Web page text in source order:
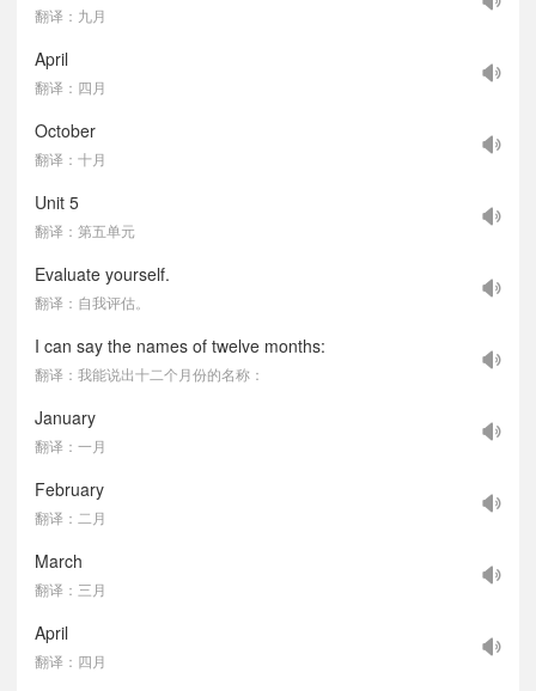
翻译：九月
April
翻译：四月
October
翻译：十月
Unit 5
翻译：第五单元
Evaluate yourself.
翻译：自我评估。
I can say the names of twelve months:
翻译：我能说出十二个月份的名称：
January
翻译：一月
February
翻译：二月
March
翻译：三月
April
翻译：四月